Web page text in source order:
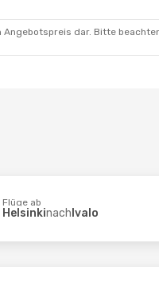
dar. Bitte
Flüge ab
Helsinkinach Ivalo